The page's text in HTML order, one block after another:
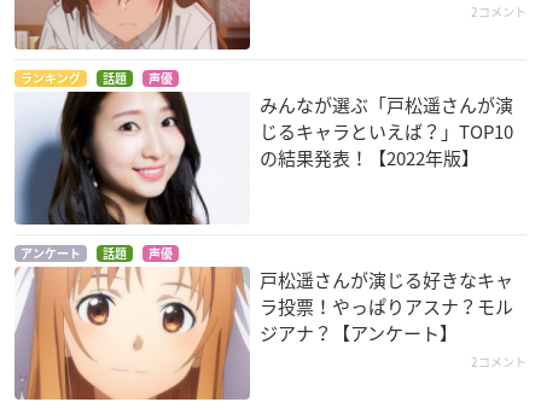
機動戦士ガンダムユ
ミコット・バーチ
GATE(ゲート) 自衛隊
ピニャ・コ・ラーダ
トリ
To LOVEる－とらぶ
る－ダークネス 2nd
ララ・サタリン・デ
ビルーク
WORKING!!!
真柴美月
GATE(ゲート) 自衛隊
彼の地にて、斯く戦
2コメント
ランキング 話題 声優
みんなが選ぶ「戸松遥さんが演
じるキャラといえば？」TOP10
の結果発表！【2022年版】
アンケート 話題 声優
戸松遥さんが演じる好きなキャ
ラ投票！やっぱりアスナ？モル
ジアナ？【アンケート】
2コメント